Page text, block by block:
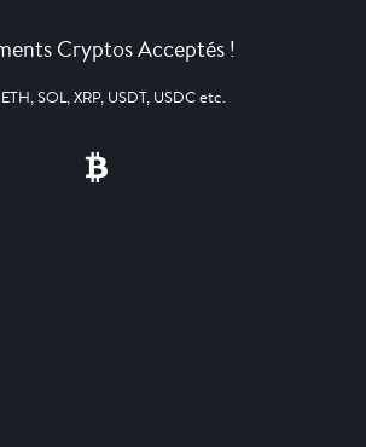
Cryptos Acceptés !
SOL, XRP, USDT, USDC etc.